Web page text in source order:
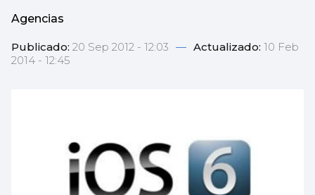
Agencias
Publicado: 20 Sep 2012 - 12:03 — Actualizado: 10 Feb
2014 - 12:45